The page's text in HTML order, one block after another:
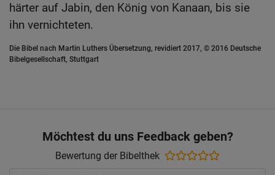
härter auf Jabin, den König von Kanaan, bis sie
ihn vernichteten.
Die Bibel nach Martin Luthers Übersetzung, revidiert 2017, © 2016 Deutsche
Bibelgesellschaft, Stuttgart
Möchtest du uns Feedback geben?
Bewertung der Bibelthek